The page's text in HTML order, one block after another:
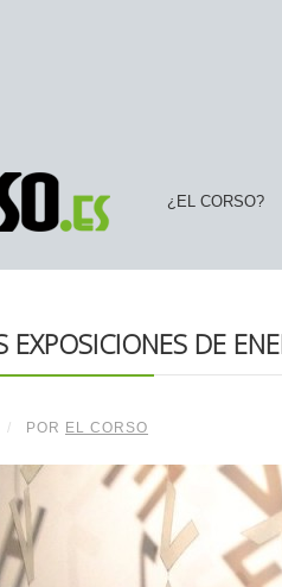
¿EL CORSO?
EXPOSICIONES DE
/ POR EL CORSO